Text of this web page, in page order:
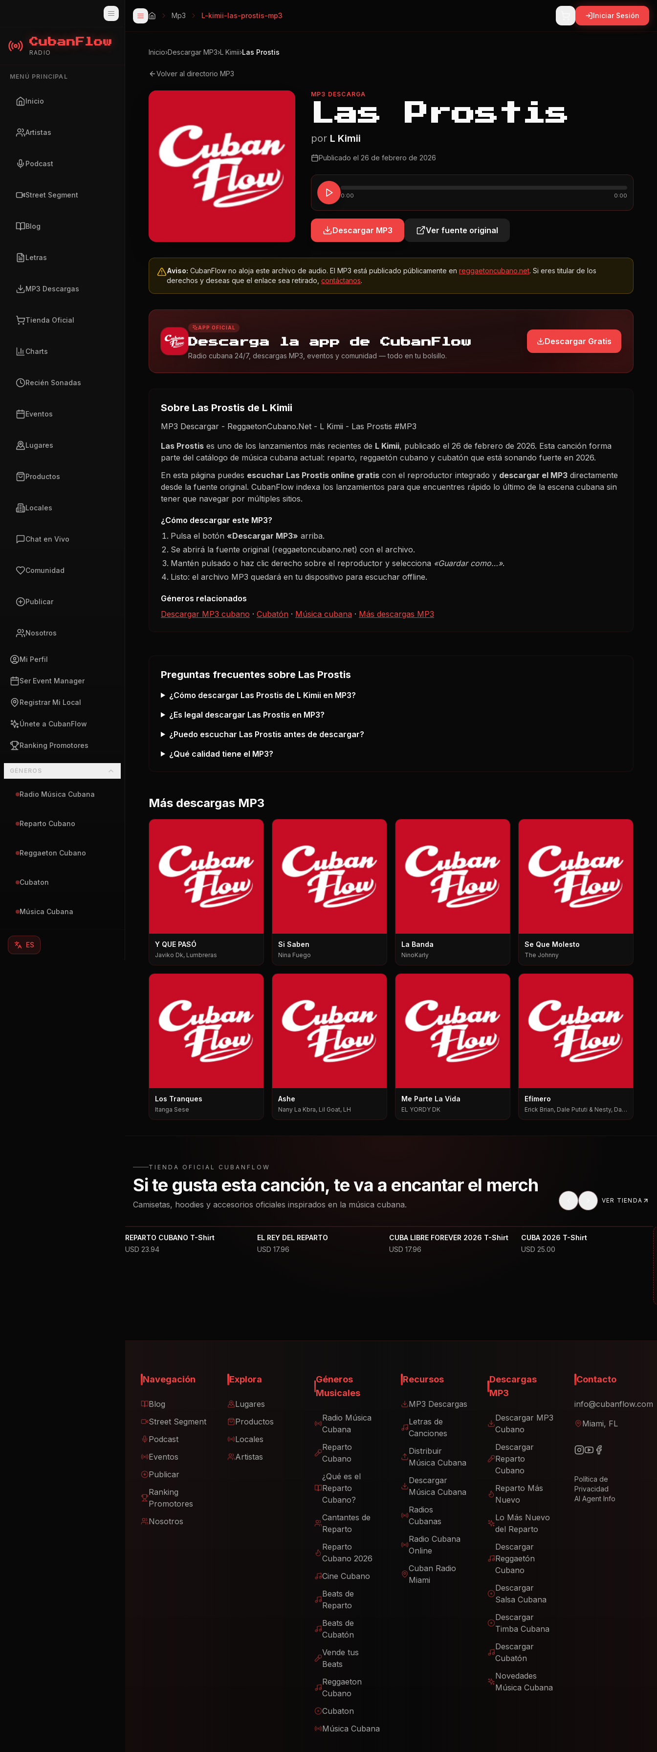
CubanFlow
RADIO
MENÚ PRINCIPAL
Inicio
Artistas
Podcast
Street Segment
Blog
Letras
MP3 Descargas
Tienda Oficial
Charts
Recién Sonadas
Eventos
Lugares
Productos
Locales
Chat en Vivo
Comunidad
Publicar
Nosotros
Mi Perfil
Ser Event Manager
Registrar Mi Local
Únete a CubanFlow
Ranking Promotores
GÉNEROS
Radio Música Cubana
Reparto Cubano
Reggaeton Cubano
Cubaton
Música Cubana
ES
Mp3 L-kimii-las-prostis-mp3 Iniciar Sesión
Inicio›Descargar MP3›L Kimii›Las Prostis
Volver al directorio MP3
MP3 DESCARGA
Las Prostis
por L Kimii
Publicado el 26 de febrero de 2026
0:00 0:00
Descargar MP3 Ver fuente original
Aviso: CubanFlow no aloja este archivo de audio. El MP3 está publicado públicamente en reggaetoncubano.net. Si eres titular de los
derechos y deseas que el enlace sea retirado, contáctanos.
APP OFICIAL
Descarga la app de CubanFlow
Radio cubana 24/7, descargas MP3, eventos y comunidad — todo en tu bolsillo.
Descargar Gratis
Sobre Las Prostis de L Kimii
MP3 Descargar - ReggaetonCubano.Net - L Kimii - Las Prostis #MP3
Las Prostis es uno de los lanzamientos más recientes de L Kimii, publicado el 26 de febrero de 2026. Esta canción forma
parte del catálogo de música cubana actual: reparto, reggaetón cubano y cubatón que está sonando fuerte en 2026.
En esta página puedes escuchar Las Prostis online gratis con el reproductor integrado y descargar el MP3 directamente
desde la fuente original. CubanFlow indexa los lanzamientos para que encuentres rápido lo último de la escena cubana sin
tener que navegar por múltiples sitios.
¿Cómo descargar este MP3?
Pulsa el botón «Descargar MP3» arriba.
Se abrirá la fuente original (reggaetoncubano.net) con el archivo.
Mantén pulsado o haz clic derecho sobre el reproductor y selecciona «Guardar como…».
Listo: el archivo MP3 quedará en tu dispositivo para escuchar offline.
Géneros relacionados
Descargar MP3 cubano · Cubatón · Música cubana · Más descargas MP3
Preguntas frecuentes sobre Las Prostis
¿Cómo descargar Las Prostis de L Kimii en MP3?
¿Es legal descargar Las Prostis en MP3?
¿Puedo escuchar Las Prostis antes de descargar?
¿Qué calidad tiene el MP3?
Más descargas MP3
Y QUE PASÓ
Javiko Dk, Lumbreras
Si Saben
Nina Fuego
La Banda
NinoKarly
Se Que Molesto
The Johnny
Los Tranques
Itanga Sese
Ashe
Nany La Kbra, Lil Goat, LH
Me Parte La Vida
EL YORDY DK
Efímero
Erick Brian, Dale Pututi & Nesty, Dale
TIENDA OFICIAL CUBANFLOW
Si te gusta esta canción, te va a encantar el merch
Camisetas, hoodies y accesorios oficiales inspirados en la música cubana. VER TIENDA
REPARTO CUBANO T-Shirt
USD 23.94
EL REY DEL REPARTO
USD 17.96
CUBA LIBRE FOREVER 2026 T-Shirt
USD 17.96
CUBA 2026 T-Shirt
USD 25.00
Navegación
Blog
Street Segment
Podcast
Eventos
Publicar
Ranking
Promotores
Nosotros
Explora
Lugares
Productos
Locales
Artistas
Géneros
Musicales
Radio Música
Cubana
Reparto
Cubano
¿Qué es el
Reparto
Cubano?
Cantantes de
Reparto
Reparto
Cubano 2026
Cine Cubano
Beats de
Reparto
Beats de
Cubatón
Vende tus
Beats
Reggaeton
Cubano
Cubaton
Música Cubana
Recursos
MP3 Descargas
Letras de
Canciones
Distribuir
Música Cubana
Descargar
Música Cubana
Radios
Cubanas
Radio Cubana
Online
Cuban Radio
Miami
Descargas
MP3
Descargar MP3
Cubano
Descargar
Reparto
Cubano
Reparto Más
Nuevo
Lo Más Nuevo
del Reparto
Descargar
Reggaetón
Cubano
Descargar
Salsa Cubana
Descargar
Timba Cubana
Descargar
Cubatón
Novedades
Música Cubana
Contacto
info@cubanflow.com
Miami, FL
Política de
Privacidad
AI Agent Info